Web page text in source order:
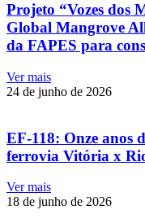
Projeto “Vozes dos
Global Mangrove
da FAPES para
Ver mais
24 de junho de 2026
EF-118: Onze anos
ferrovia Vitória x
Ver mais
18 de junho de 2026